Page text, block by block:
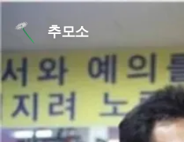
추모소